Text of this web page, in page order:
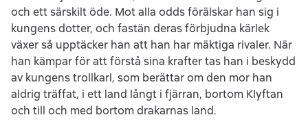
och ett särskilt öde. Mot alla odds förälskar han sig i
kungens dotter, och fastän deras förbjudna kärlek
växer så upptäcker han att han har mäktiga rivaler. När
han kämpar för att förstå sina krafter tas han i beskydd
av kungens trollkarl, som berättar om den mor han
aldrig träffat, i ett land långt i fjärran, bortom Klyftan
och till och med bortom drakarnas land.